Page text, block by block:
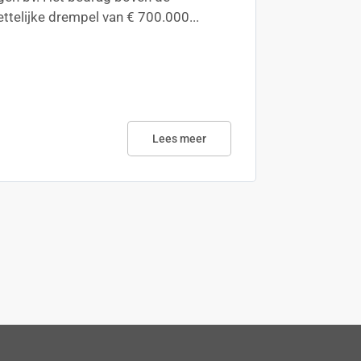
drempel van € 700.000...
Lees meer